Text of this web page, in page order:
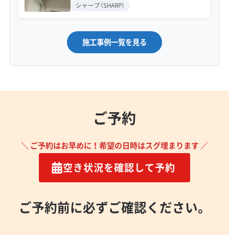
シャープ（SHARP）
施工事例一覧を見る
ご予約
＼ ご予約はお早めに！希望の日時はスグ埋まります ／
空き状況を確認して予約
ご予約前に必ずご確認ください。